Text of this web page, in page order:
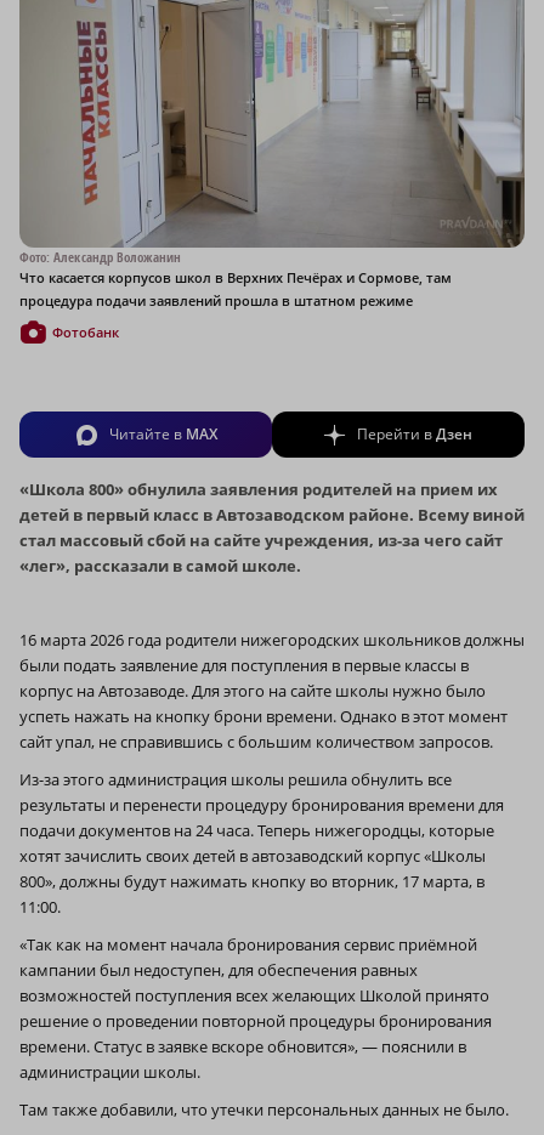
Фото: Александр Воложанин
Что касается корпусов школ в Верхних Печёрах и Сормове, там
процедура подачи заявлений прошла в штатном режиме
Фотобанк
Читайте в MAX Перейти вДзен
«Школа 800» обнулила заявления родителей на прием их
детей в первый класс в Автозаводском районе. Всему виной
стал массовый сбой на сайте учреждения, из-за чего сайт
«лег», рассказали в самой школе.
16 марта 2026 года родители нижегородских школьников должны
были подать заявление для поступления в первые классы в
корпус на Автозаводе. Для этого на сайте школы нужно было
успеть нажать на кнопку брони времени. Однако в этот момент
сайт упал, не справившись с большим количеством запросов.
Из-за этого администрация школы решила обнулить все
результаты и перенести процедуру бронирования времени для
подачи документов на 24 часа. Теперь нижегородцы, которые
хотят зачислить своих детей в автозаводский корпус «Школы
800», должны будут нажимать кнопку во вторник, 17 марта, в
11:00.
«Так как на момент начала бронирования сервис приёмной
кампании был недоступен, для обеспечения равных
возможностей поступления всех желающих Школой принято
решение о проведении повторной процедуры бронирования
времени. Статус в заявке вскоре обновится», — пояснили в
администрации школы.
Там также добавили, что утечки персональных данных не было.